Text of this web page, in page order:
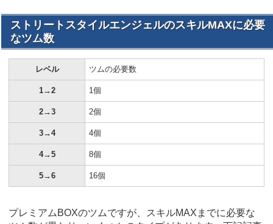
ストリートスタイルエンジェルのスキルMAXに必要
なツム数
レベル ツムの必要数
1→2 1個
2→3 2個
3→4 4個
4→5 8個
5→6 16個
プレミアムBOXのツムですが、スキルMAXまでに必要な